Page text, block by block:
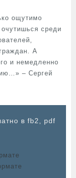
ощутимо
среди
А
и немедленно
– Сергей
в fb2, pdf